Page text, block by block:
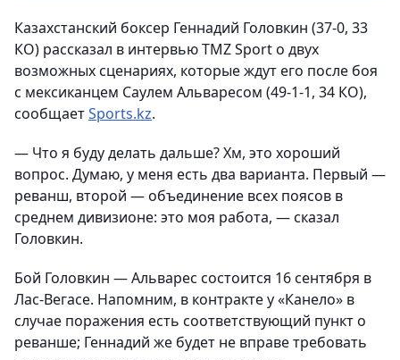
Казахстанский боксер Геннадий Головкин (37-0, 33
КО) рассказал в интервью TMZ Sport о двух
возможных сценариях, которые ждут его после боя
с мексиканцем Саулем Альваресом (49-1-1, 34 КО),
сообщаетSports.kz.
— Что я буду делать дальше? Хм, это хороший
вопрос. Думаю, у меня есть два варианта. Первый —
реванш, второй — объединение всех поясов в
среднем дивизионе: это моя работа, — сказал
Головкин.
Бой Головкин — Альварес состоится 16 сентября в
Лас-Вегасе. Напомним, в контракте у «Канело» в
случае поражения есть соответствующий пункт о
реванше; Геннадий же будет не вправе требовать